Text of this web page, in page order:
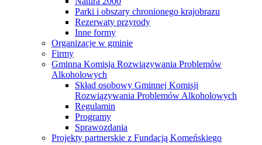
Parki i obszary chronionego krajobrazu
Rezerwaty przyrody
Inne formy
Organizacje w gminie
Firmy
Gminna Komisja Rozwiązywania Problemów
Alkoholowych
Skład osobowy Gminnej Komisji
Rozwiązywania Problemów Alkoholowych
Regulamin
Programy
Sprawozdania
Projekty partnerskie z Fundacją Komeńskiego